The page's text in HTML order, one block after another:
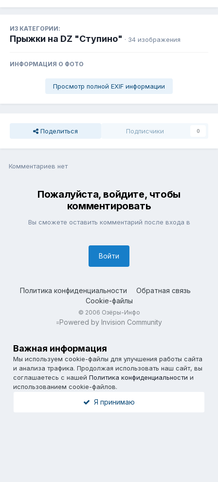
ИЗ КАТЕГОРИИ:
Прыжки на DZ "Ступино" · 34 изображения
ИНФОРМАЦИЯ О ФОТО
Просмотр полной EXIF информации
Поделиться Подписчики 0
Комментариев нет
Пожалуйста, войдите, чтобы
комментировать
Вы сможете оставить комментарий после входа в
Войти
Политика конфиденциальности
Обратная связь
Cookie-файлы
© 2006 Озёры-Инфо
=Powered by Invision Community
Важная информация
Мы используем cookie-файлы для улучшения работы сайта
и анализа трафика. Продолжая использовать наш сайт, вы
соглашаетесь с нашей Политика конфиденциальности и
использованием cookie-файлов.
Я принимаю